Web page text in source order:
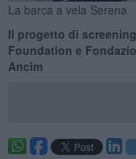
La barca a vela Serena
Il progetto di
Foundation e
Ancim